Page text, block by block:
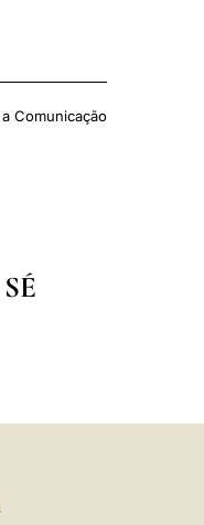
Comunicação